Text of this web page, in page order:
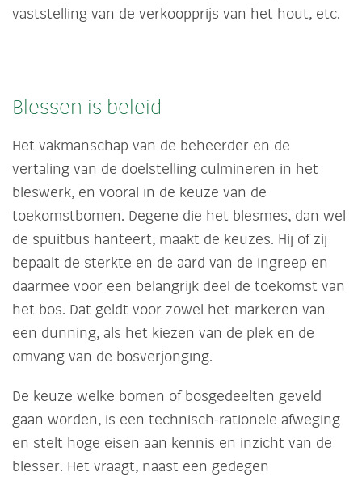
vaststelling van de verkoopprijs van het hout, etc.
Blessen is beleid
Het vakmanschap van de beheerder en de
vertaling van de doelstelling culmineren in het
bleswerk, en vooral in de keuze van de
toekomstbomen. Degene die het blesmes, dan wel
de spuitbus hanteert, maakt de keuzes. Hij of zij
bepaalt de sterkte en de aard van de ingreep en
daarmee voor een belangrijk deel de toekomst van
het bos. Dat geldt voor zowel het markeren van
een dunning, als het kiezen van de plek en de
omvang van de bosverjonging.
De keuze welke bomen of bosgedeelten geveld
gaan worden, is een technisch-rationele afweging
en stelt hoge eisen aan kennis en inzicht van de
blesser. Het vraagt, naast een gedegen